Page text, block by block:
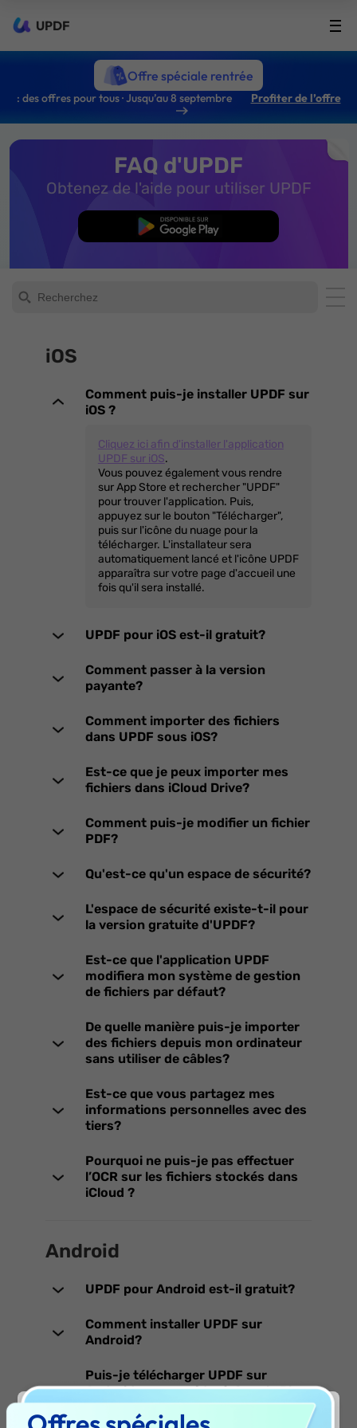
UPDF
Offre spéciale rentrée
: des offres pour tous · Jusqu’au 8 septembre Profiter de l’offre
FAQ d'UPDF
Obtenez de l'aide pour utiliser UPDF
TÉLÉCHARGER
iOS
Comment puis-je installer UPDF sur
iOS ?
Cliquez ici afin d'installer l'application
UPDF sur iOS.
Vous pouvez également vous rendre
sur App Store et rechercher "UPDF"
pour trouver l'application. Puis,
appuyez sur le bouton "Télécharger",
puis sur l'icône du nuage pour la
télécharger. L'installateur sera
automatiquement lancé et l'icône UPDF
apparaîtra sur votre page d'accueil une
fois qu'il sera installé.
UPDF pour iOS est-il gratuit?
Comment passer à la version
payante?
Comment importer des fichiers
dans UPDF sous iOS?
Est-ce que je peux importer mes
fichiers dans iCloud Drive?
Comment puis-je modifier un fichier
PDF?
Qu'est-ce qu'un espace de sécurité?
L'espace de sécurité existe-t-il pour
la version gratuite d'UPDF?
Est-ce que l'application UPDF
modifiera mon système de gestion
de fichiers par défaut?
De quelle manière puis-je importer
des fichiers depuis mon ordinateur
sans utiliser de câbles?
Est-ce que vous partagez mes
informations personnelles avec des
tiers?
Pourquoi ne puis-je pas effectuer
l’OCR sur les fichiers stockés dans
iCloud ?
Android
UPDF pour Android est-il gratuit?
Comment installer UPDF sur
Android?
Puis-je télécharger UPDF sur
Android sans accéder à Google Play
?